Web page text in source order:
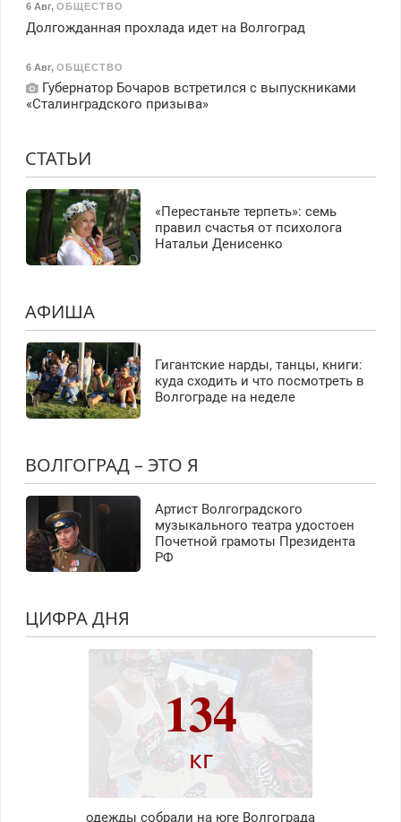
6 Авг, ОБЩЕСТВО
Долгожданная прохлада идет на Волгоград
6 Авг, ОБЩЕСТВО
Губернатор Бочаров встретился с выпускниками
«Сталинградского призыва»
СТАТЬИ
«Перестаньте терпеть»: семь
правил счастья от психолога
Натальи Денисенко
АФИША
Гигантские нарды, танцы, книги:
куда сходить и что посмотреть в
Волгограде на неделе
ВОЛГОГРАД – ЭТО Я
Артист Волгоградского
музыкального театра удостоен
Почетной грамоты Президента
РФ
ЦИФРА ДНЯ
134
кг
одежды собрали на юге Волгограда